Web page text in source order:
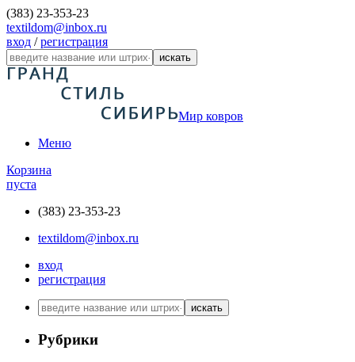
(383) 23-353-23
textildom@inbox.ru
вход /регистрация
искать
Мир ковров
Меню
Корзина
пуста
(383) 23-353-23
textildom@inbox.ru
вход
регистрация
искать
Рубрики